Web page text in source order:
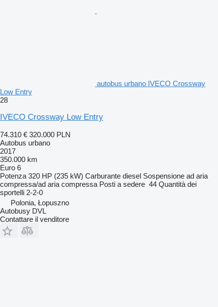
autobus urbano IVECO Crossway
Low Entry
28
IVECO Crossway Low Entry
74.310 € 320.000 PLN
Autobus urbano
2017
350.000 km
Euro 6
Potenza 320 HP (235 kW) Carburante diesel Sospensione ad aria
compressa/ad aria compressa Posti a sedere 44 Quantità dei
sportelli 2-2-0
Polonia, Łopuszno
Autobusy DVL
Contattare il venditore